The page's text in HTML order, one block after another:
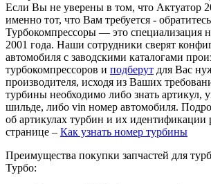
Если Вы не уверены в том, что Актуатор
именно тот, что Вам требуется -
Турбокомпрессоры — это специализация
2001 года. Наши сотрудники сверят
автомобиля с заводскими каталогами
турбокомпрессоров и подберут для Вас
производителя, исходя из Ваших
турбины необходимо либо знать артикул,
шильде, либо vin номер автомобиля.
об артикулах турбин и их идентификации
странице – Как узнать номер турбины
Преимущества покупки запчастей для
Турбо: